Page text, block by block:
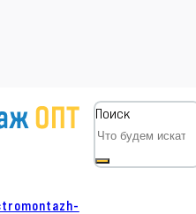
Поиск